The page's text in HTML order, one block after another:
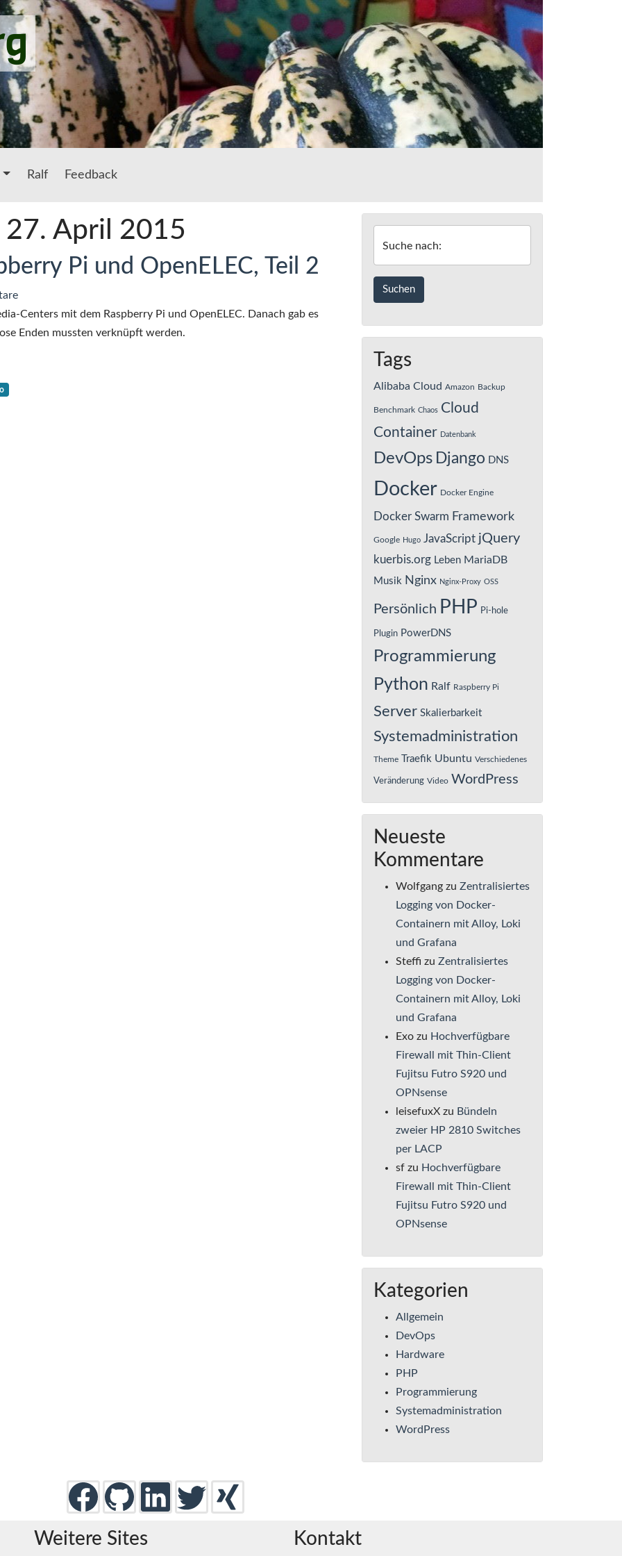
Ralf Feedback
27. April 2015
Pi und OpenELEC, Teil 2
Centers mit dem Raspberry Pi und OpenELEC. Danach gab es
Enden mussten verknüpft werden.
Suche nach:
Tags
Alibaba Cloud Amazon Backup
Benchmark Chaos Cloud
Container Datenbank
DevOps Django DNS
Docker Docker Engine
Docker Swarm Framework
Google Hugo JavaScript jQuery
kuerbis.org Leben MariaDB
Musik Nginx Nginx-Proxy OSS
Persönlich PHP Pi-hole
Plugin PowerDNS
Programmierung
Python Ralf Raspberry Pi
Server Skalierbarkeit
Systemadministration
Theme Traefik Ubuntu Verschiedenes
Veränderung Video WordPress
Neueste
Kommentare
Wolfgang zu Zentralisiertes
Logging von Docker-
Containern mit Alloy, Loki
und Grafana
Steffi zu Zentralisiertes
Logging von Docker-
Containern mit Alloy, Loki
und Grafana
Exo zu Hochverfügbare
Firewall mit Thin-Client
Fujitsu Futro S920 und
OPNsense
leisefuxX zu Bündeln
zweier HP 2810 Switches
per LACP
sf zu Hochverfügbare
Firewall mit Thin-Client
Fujitsu Futro S920 und
OPNsense
Kategorien
Allgemein
DevOps
Hardware
PHP
Programmierung
Systemadministration
WordPress
Weitere Sites Kontakt